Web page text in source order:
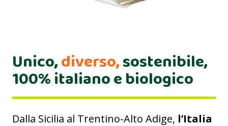
Unico,diverso,sostenibile,
100% italiano e biologico
Dalla Sicilia al Trentino-Alto Adige, l’Italia